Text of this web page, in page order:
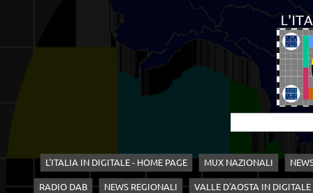
L'ITALIA IN DIGITALE - HOME PAGE MUX NAZIONALI
RADIO DAB NEWS REGIONALI VALLE D'AOSTA IN DIGITALE